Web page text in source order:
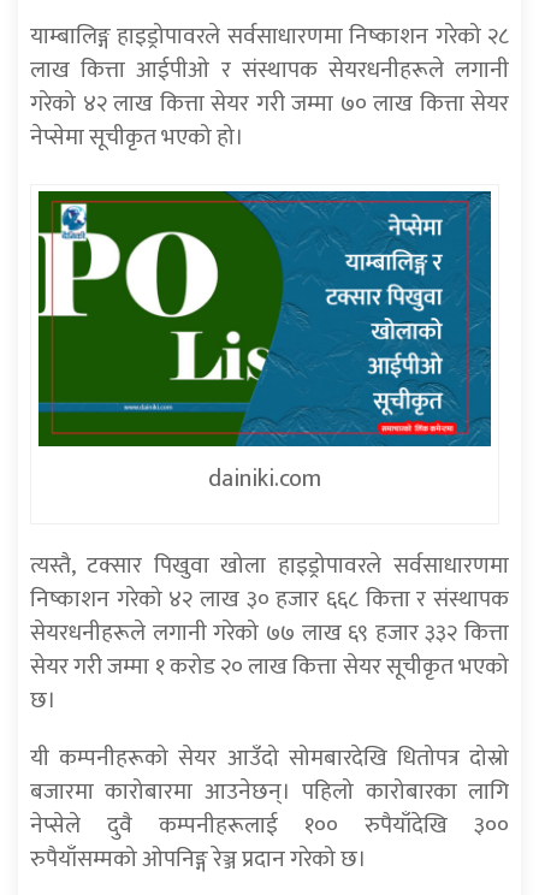
याम्बालिङ्ग हाइड्रोपावरले सर्वसाधारणमा निष्काशन गरेको २८
लाख कित्ता आईपीओ र संस्थापक सेयरधनीहरूले लगानी
गरेको ४२ लाख कित्ता सेयर गरी जम्मा ७० लाख कित्ता सेयर
नेप्सेमा सूचीकृत भएको हो।
dainiki.com
त्यस्तै, टक्सार पिखुवा खोला हाइड्रोपावरले सर्वसाधारणमा
निष्काशन गरेको ४२ लाख ३० हजार ६६८ कित्ता र संस्थापक
सेयरधनीहरूले लगानी गरेको ७७ लाख ६९ हजार ३३२ कित्ता
सेयर गरी जम्मा १ करोड २० लाख कित्ता सेयर सूचीकृत भएको
छ।
यी कम्पनीहरूको सेयर आउँदो सोमबारदेखि धितोपत्र दोस्रो
बजारमा कारोबारमा आउनेछन्। पहिलो कारोबारका लागि
नेप्सेले दुवै कम्पनीहरूलाई १०० रुपैयाँदेखि ३००
रुपैयाँसम्मको ओपनिङ्ग रेञ्ज प्रदान गरेको छ।